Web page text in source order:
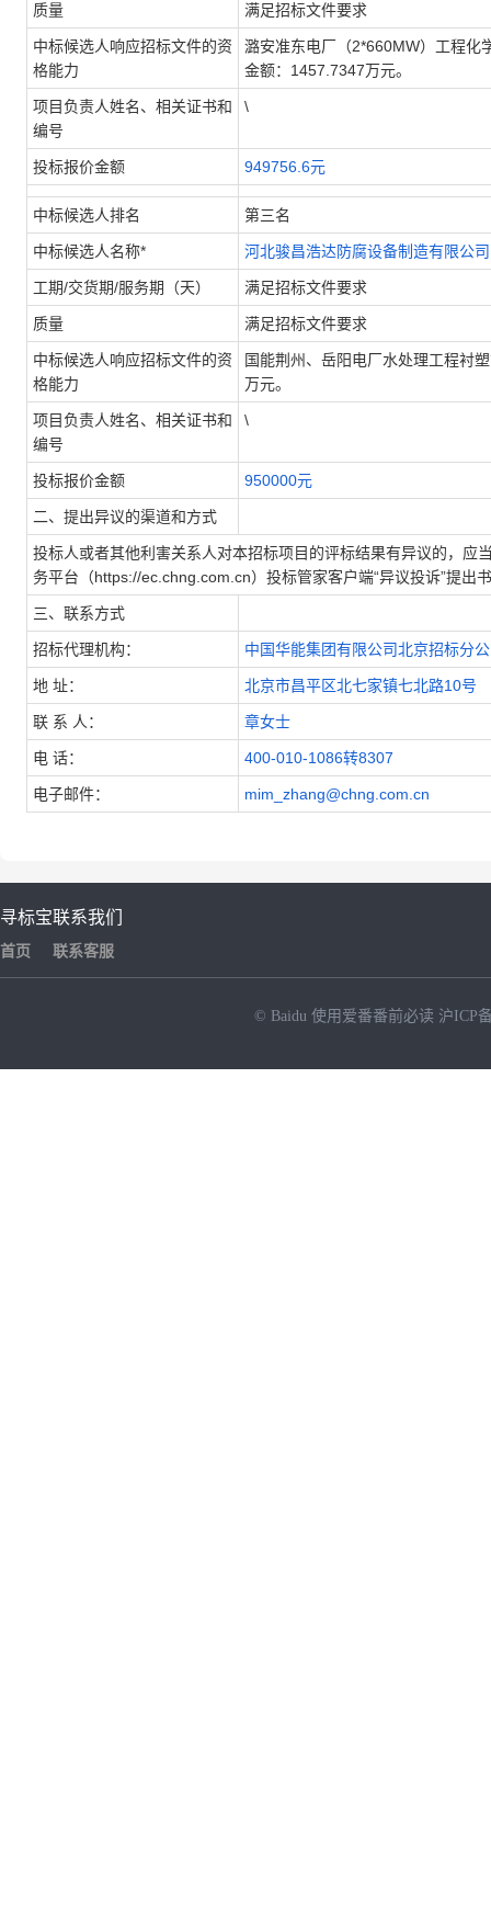
质量 满足招标文件要求
中标候选人响应招标文件的资
格能力
潞安准东电厂（2*660MW）工程化
金额：1457.7347万元。
项目负责人姓名、相关证书和
编号
\
投标报价金额 949756.6元
中标候选人排名 第三名
中标候选人名称* 河北骏昌浩达防腐设备制造有限公司
工期/交货期/服务期（天） 满足招标文件要求
质量 满足招标文件要求
中标候选人响应招标文件的资
格能力
国能荆州、岳阳电厂水处理工程衬
万元。
项目负责人姓名、相关证书和
编号
\
投标报价金额 950000元
二、提出异议的渠道和方式
投标人或者其他利害关系人对本招标项目的评标结果有异议的，
务平台（https://ec.chng.com.cn）投标管家客户端“异议投诉”提出
三、联系方式
招标代理机构： 中国华能集团有限公司北京招标分
地 址： 北京市昌平区北七家镇七北路10号
联 系 人： 章女士
电 话： 400-010-1086转8307
电子邮件： mim_zhang@chng.com.cn
寻标宝
首页
联系我们
联系客服
© Baidu 使用爱番番前必读 沪ICP